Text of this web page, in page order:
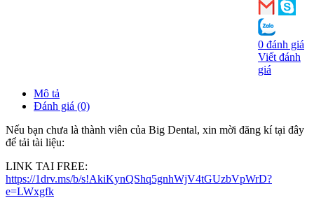
0 đánh giá
Viết đánh
giá
Mô tả
Đánh giá (0)
Nếu bạn chưa là thành viên của Big Dental, xin mời đăng kí tại đây
để tải tài liệu:
LINK TAI FREE:
https://1drv.ms/b/s!AkiKynQShq5gnhWjV4tGUzbVpWrD?
e=LWxgfk